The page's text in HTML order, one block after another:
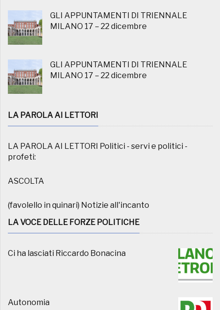
GLI APPUNTAMENTI DI TRIENNALE
MILANO 17 – 22 dicembre
GLI APPUNTAMENTI DI TRIENNALE
MILANO 17 – 22 dicembre
LA PAROLA AI LETTORI
LA PAROLA AI LETTORI Politici - servi e politici -
profeti:
ASCOLTA
(favolello in quinari) Notizie all'incanto
LA VOCE DELLE FORZE POLITICHE
Ci ha lasciati Riccardo Bonacina
Autonomia